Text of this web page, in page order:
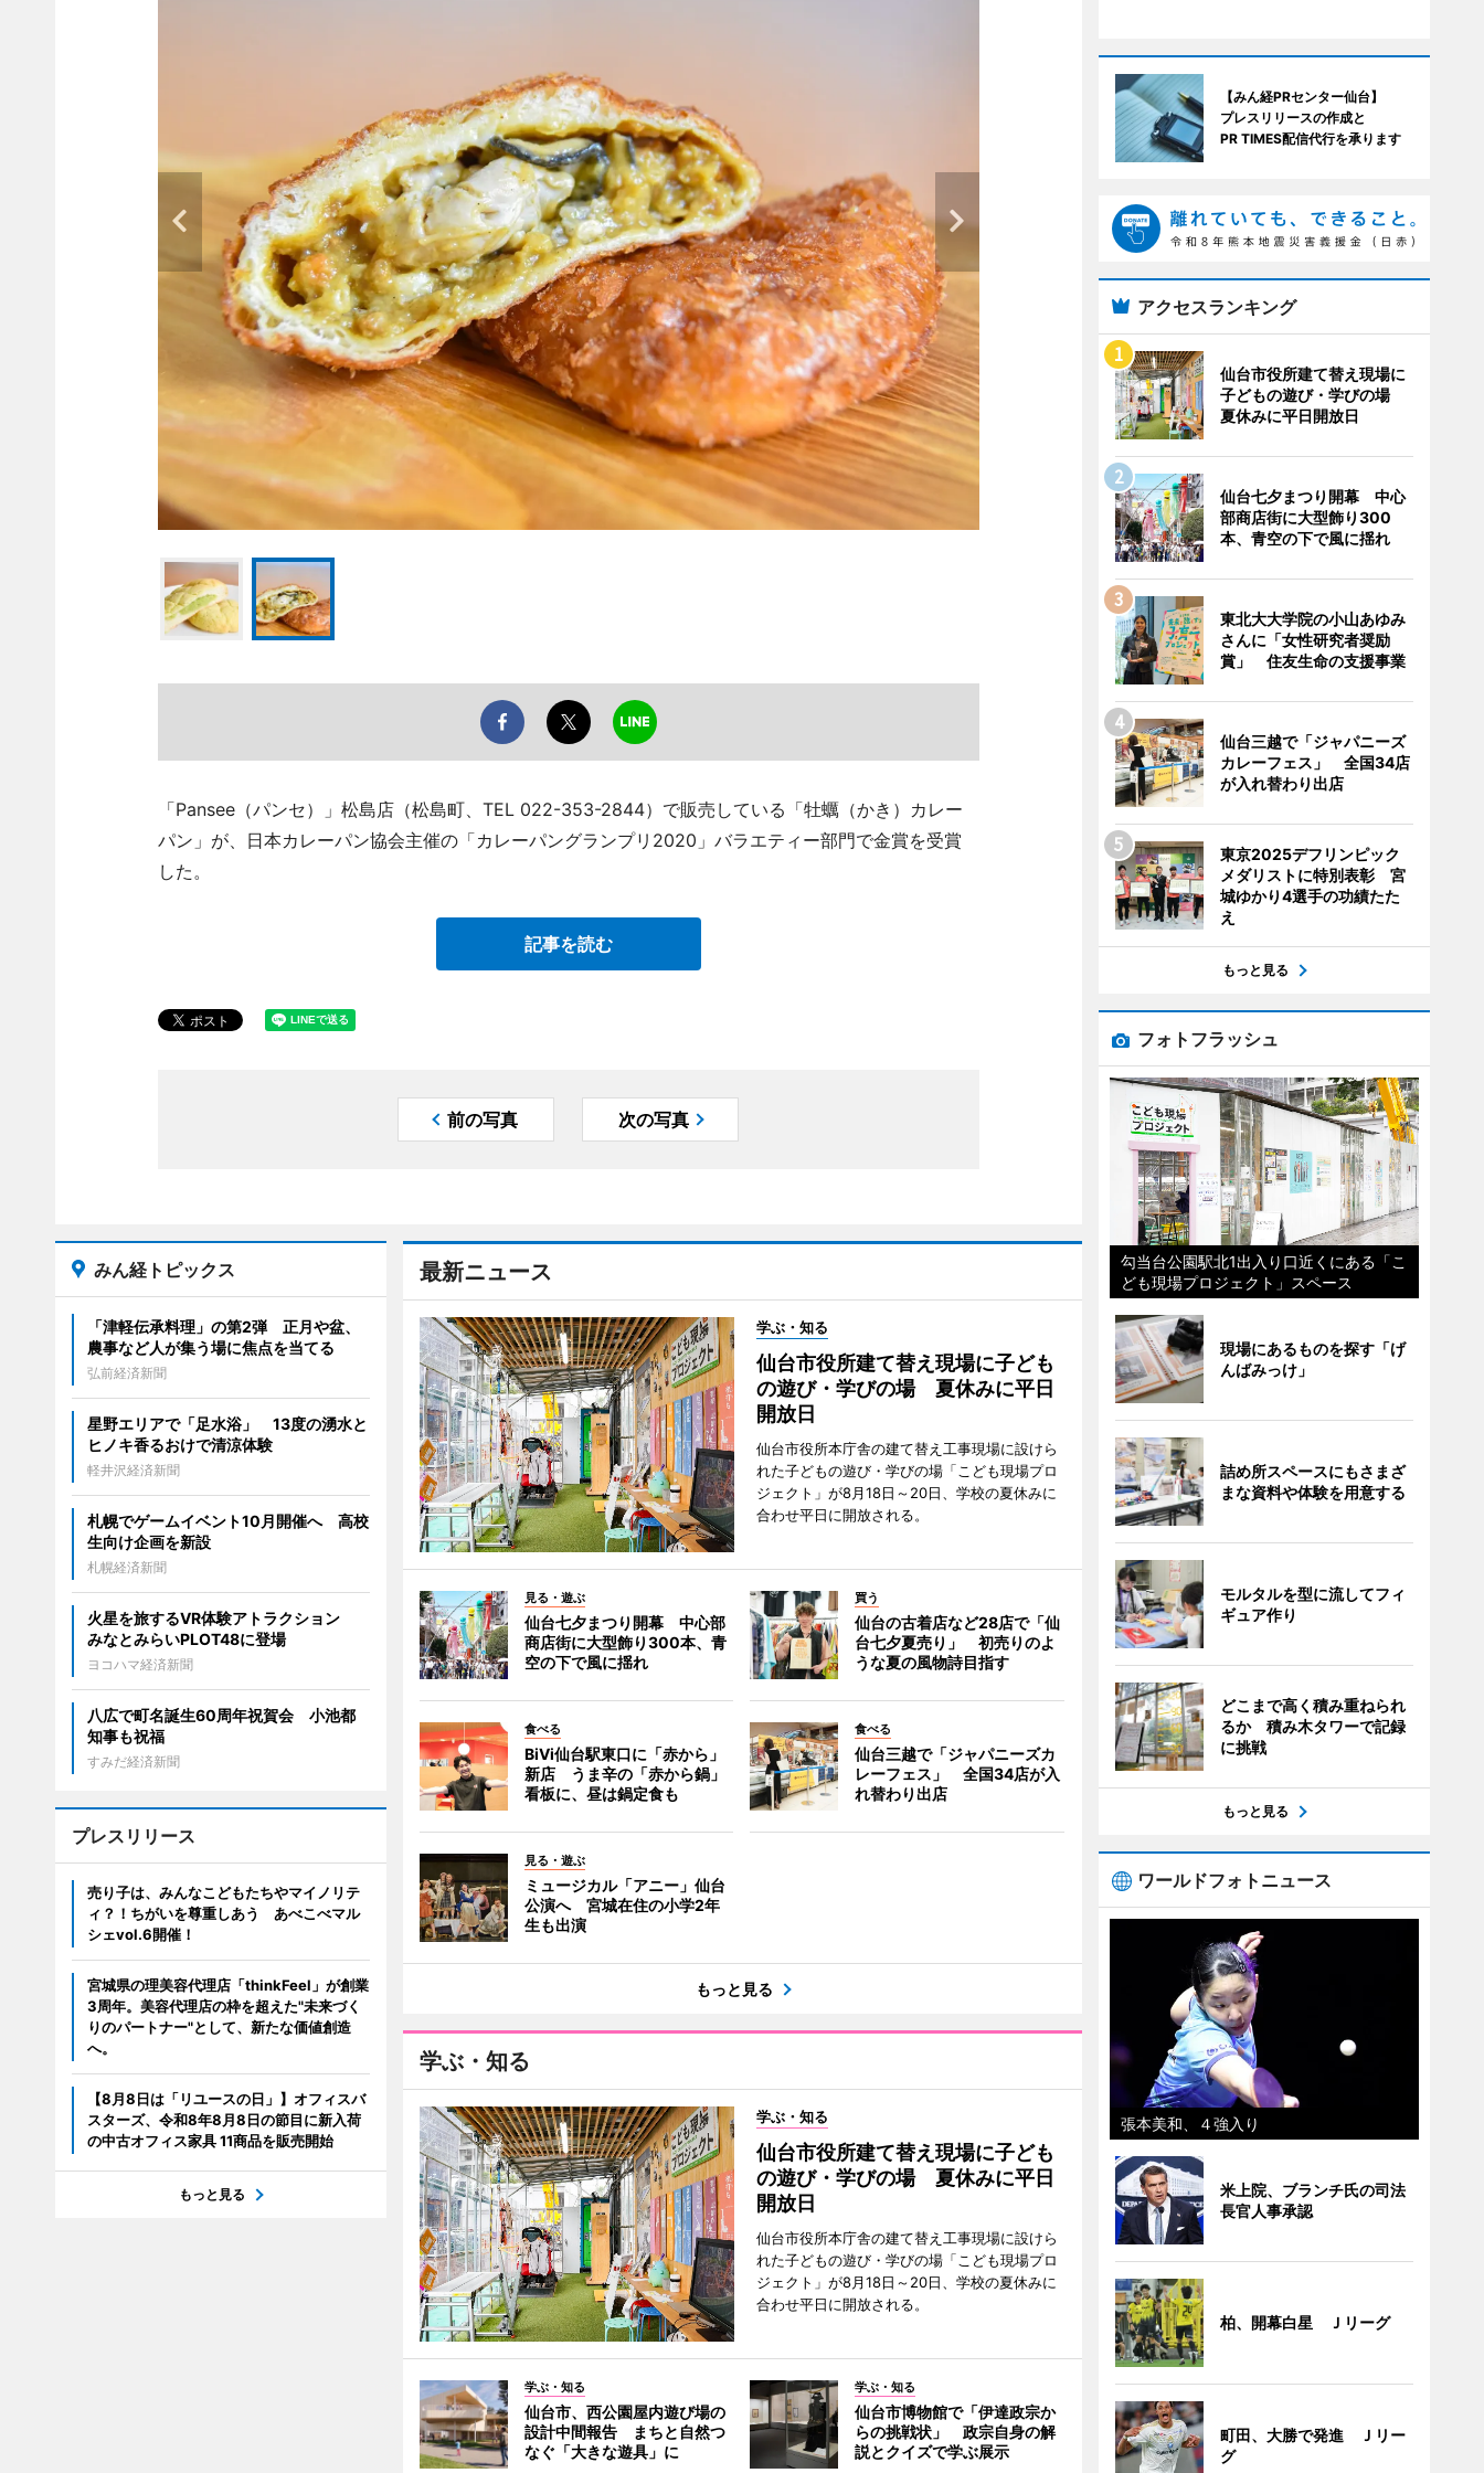
「Pansee（パンセ）」松島店（松島町、TEL 022-353-2844）で販売している「牡蠣（かき）カレー
パン」が、日本カレーパン協会主催の「カレーパングランプリ2020」バラエティー部門で金賞を受賞
した。
記事を読む
前の写真 次の写真
最新ニュース
学ぶ・知る
仙台市役所建て替え現場に子ども
の遊び・学びの場 夏休みに平日
開放日
仙台市役所本庁舎の建て替え工事現場に設けら
れた子どもの遊び・学びの場「こども現場プロ
ジェクト」が8月18日～20日、学校の夏休みに
合わせ平日に開放される。
見る・遊ぶ
仙台七夕まつり開幕 中心部
商店街に大型飾り300本、青
空の下で風に揺れ
買う
仙台の古着店など28店で「仙
台七夕夏売り」 初売りのよ
うな夏の風物詩目指す
食べる
BiVi仙台駅東口に「赤から」
新店 うま辛の「赤から鍋」
看板に、昼は鍋定食も
食べる
仙台三越で「ジャパニーズカ
レーフェス」 全国34店が入
れ替わり出店
見る・遊ぶ
ミュージカル「アニー」仙台
公演へ 宮城在住の小学2年
生も出演
もっと見る
学ぶ・知る
学ぶ・知る
仙台市役所建て替え現場に子ども
の遊び・学びの場 夏休みに平日
開放日
仙台市役所本庁舎の建て替え工事現場に設けら
れた子どもの遊び・学びの場「こども現場プロ
ジェクト」が8月18日～20日、学校の夏休みに
合わせ平日に開放される。
学ぶ・知る
仙台市、西公園屋内遊び場の
設計中間報告 まちと自然つ
なぐ「大きな遊具」に
学ぶ・知る
仙台市博物館で「伊達政宗か
らの挑戦状」 政宗自身の解
説とクイズで学ぶ展示
みん経トピックス
「津軽伝承料理」の第2弾 正月や盆、
農事など人が集う場に焦点を当てる
弘前経済新聞
星野エリアで「足水浴」 13度の湧水と
ヒノキ香るおけで清涼体験
軽井沢経済新聞
札幌でゲームイベント10月開催へ 高校
生向け企画を新設
札幌経済新聞
火星を旅するVR体験アトラクション
みなとみらいPLOT48に登場
ヨコハマ経済新聞
八広で町名誕生60周年祝賀会 小池都
知事も祝福
すみだ経済新聞
プレスリリース
売り子は、みんなこどもたちやマイノリテ
ィ？！ちがいを尊重しあう あべこべマル
シェvol.6開催！
宮城県の理美容代理店「thinkFeel」が創業
3周年。美容代理店の枠を超えた"未来づく
りのパートナー"として、新たな価値創造
へ。
【8月8日は「リユースの日」】オフィスバ
スターズ、令和8年8月8日の節目に新入荷
の中古オフィス家具 11商品を販売開始
もっと見る
【みん経PRセンター仙台】
プレスリリースの作成と
PR TIMES配信代行を承ります
アクセスランキング
仙台市役所建て替え現場に
子どもの遊び・学びの場
夏休みに平日開放日
仙台七夕まつり開幕 中心
部商店街に大型飾り300
本、青空の下で風に揺れ
東北大大学院の小山あゆみ
さんに「女性研究者奨励
賞」 住友生命の支援事業
仙台三越で「ジャパニーズ
カレーフェス」 全国34店
が入れ替わり出店
東京2025デフリンピック
メダリストに特別表彰 宮
城ゆかり4選手の功績たた
え
もっと見る
フォトフラッシュ
勾当台公園駅北1出入り口近くにある「こ
ども現場プロジェクト」スペース
現場にあるものを探す「げ
んばみっけ」
詰め所スペースにもさまざ
まな資料や体験を用意する
モルタルを型に流してフィ
ギュア作り
どこまで高く積み重ねられ
るか 積み木タワーで記録
に挑戦
もっと見る
ワールドフォトニュース
張本美和、４強入り
米上院、ブランチ氏の司法
長官人事承認
柏、開幕白星 Ｊリーグ
町田、大勝で発進 Ｊリー
グ